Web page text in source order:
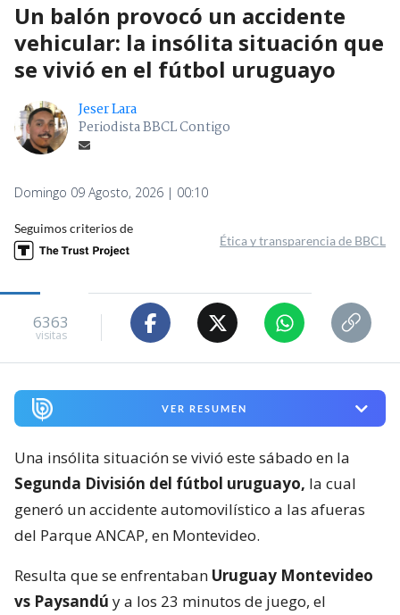
Un balón provocó un accidente
vehicular: la insólita situación que
se vivió en el fútbol uruguayo
Jeser Lara
Periodista BBCL Contigo
Domingo 09 Agosto, 2026 | 00:10
Seguimos criterios de
Ética y transparencia de BBCL
6363
visitas
VER RESUMEN
Una insólita situación se vivió este sábado en la
Segunda División del fútbol uruguayo, la cual
generó un accidente automovilístico a las afueras
del Parque ANCAP, en Montevideo.
Resulta que se enfrentaban Uruguay Montevideo
vs Paysandú y a los 23 minutos de juego, el